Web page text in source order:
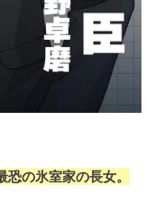
の氷室家の長女。